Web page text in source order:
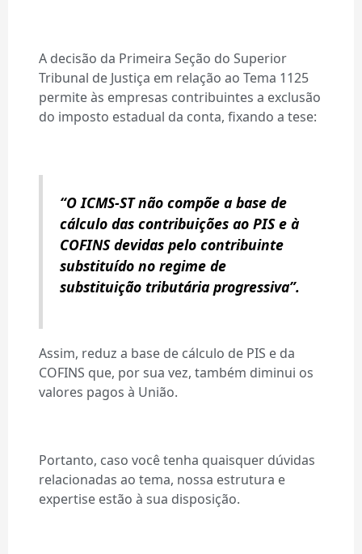
A decisão da Primeira Seção do Superior
Tribunal de Justiça em relação ao Tema 1125
permite às empresas contribuintes a exclusão
do imposto estadual da conta, fixando a tese:
“O ICMS-ST não compõe a base de
cálculo das contribuições ao PIS e à
COFINS devidas pelo contribuinte
substituído no regime de
substituição tributária progressiva”.
Assim, reduz a base de cálculo de PIS e da
COFINS que, por sua vez, também diminui os
valores pagos à União.
Portanto, caso você tenha quaisquer dúvidas
relacionadas ao tema, nossa estrutura e
expertise estão à sua disposição.